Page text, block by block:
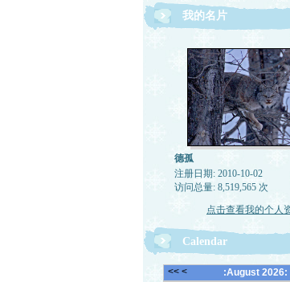
我的名片
德孤
注册日期: 2010-10-02
访问总量: 8,519,565 次
点击查看我的个人
Calendar